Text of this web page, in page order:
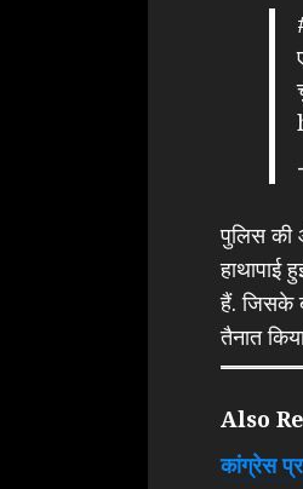
पुलिस की
हाथापाई
हैं. जिसके
तैनात
Also
कांग्रेस